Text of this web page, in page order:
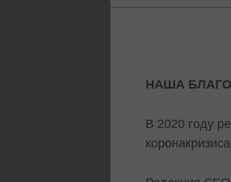
НАША
В 2020 году